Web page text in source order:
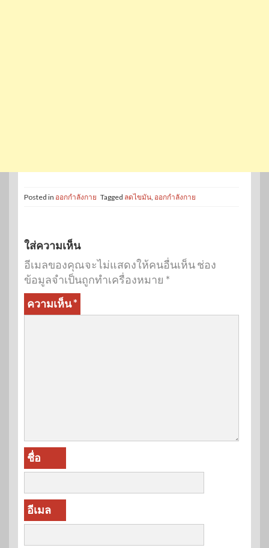
Posted in ออกกำลังกาย Tagged ลดไขมัน, ออกกำลังกาย
ใส่ความเห็น
อีเมลของคุณจะไม่แสดงให้คนอื่นเห็นช่อง
ข้อมูลจำเป็นถูกทำเครื่องหมาย *
ความเห็น*
ชื่อ
อีเมล